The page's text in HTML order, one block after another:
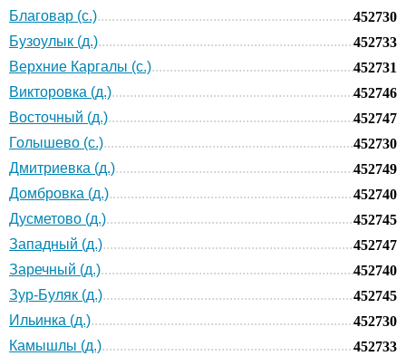
Благовар (с.)
452730
Бузоулык (д.)
452733
Верхние Каргалы (с.)
452731
Викторовка (д.)
452746
Восточный (д.)
452747
Голышево (с.)
452730
Дмитриевка (д.)
452749
Домбровка (д.)
452740
Дусметово (д.)
452745
Западный (д.)
452747
Заречный (д.)
452740
Зур-Буляк (д.)
452745
Ильинка (д.)
452730
Камышлы (д.)
452733